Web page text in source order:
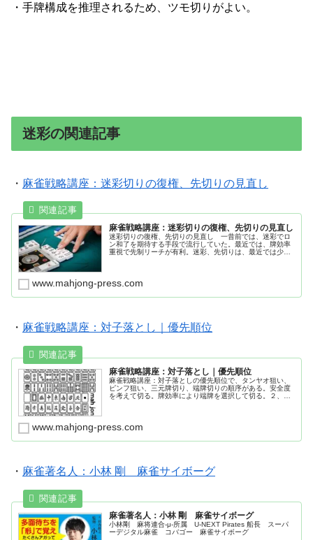
・手牌構成を推理されるため、ツモ切りがよい。
迷彩の関連記事
・ 麻雀戦略講座：迷彩切りの復権、先切りの見直し
麻雀戦略講座：迷彩切りの復権、先切りの見直し
迷彩切りの復権、先切りの見直し 一昔前では、迷彩でロ
ン和了を期待する手段で流行していた。最近では、牌効率
重視で先制リーチが有利。迷彩、先切りは、最近では少数
www.mahjong-press.com
・ 麻雀戦略講座：対子落とし｜優先順位
麻雀戦略講座：対子落とし｜優先順位
麻雀戦略講座：対子落としの優先順位で、タンヤオ狙い、
ピンフ狙い、三元牌切り、端牌切りの順序がある。安全度
を考えて切る。牌効率により端牌を選択して切る。２、４
www.mahjong-press.com
・ 麻雀著名人：小林 剛 麻雀サイボーグ
麻雀著名人：小林 剛 麻雀サイボーグ
小林剛 麻将連合-μ-所属 U-NEXT Pirates 船長 スーパ
ーデジタル麻雀 コバゴー 麻雀サイボーグ